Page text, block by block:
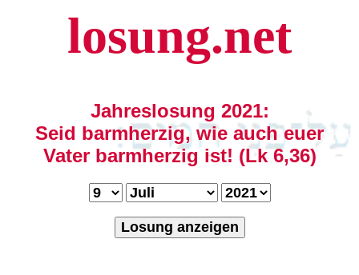
losung.net
Jahreslosung 2021:
Seid barmherzig, wie auch euer
Vater barmherzig ist! (Lk 6,36)
Losung anzeigen